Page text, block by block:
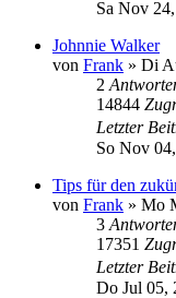
Sa Nov
Johnnie Walker
von Frank » Di
2
14844
Letzter
So Nov
Tips für den
von Frank » Mo
3
17351
Letzter
Do Jul 05,